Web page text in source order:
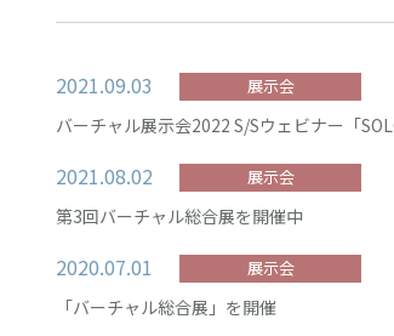
2021.09.03 展示会
バーチャル展示会2022 S/Sウェビナー「
2021.08.02 展示会
第3回バーチャル総合展を開催中
2020.07.01 展示会
「バーチャル総合展」を開催